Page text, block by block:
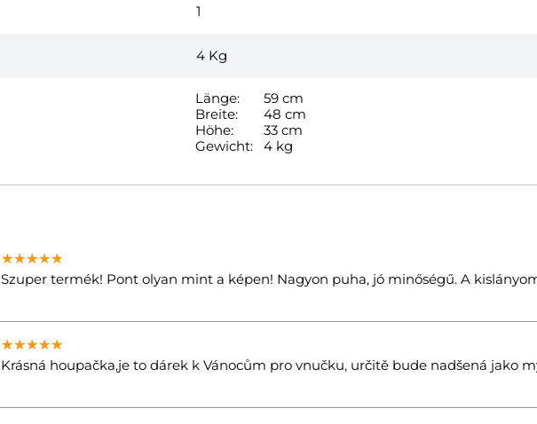
1
4 Kg
Länge:
59 cm
Breite:
48 cm
Höhe:
33 cm
Gewicht:
4 kg
★★★★★
★★★★★
★★★★★
Szuper termék! Pont olyan mint a képen! Nagyon puha, jó minőségű. A
★★★★★
★★★★★
★★★★★
Krásná houpačka,je to dárek k Vánocům pro vnučku, určitě bude nadšená jako